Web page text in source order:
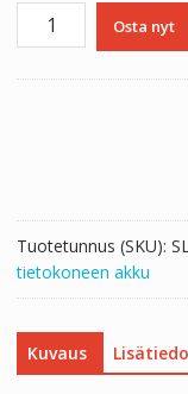
Kannettavan
tietokoneen
Osta nyt
Tuotetunnus (SKU):
tietokoneen akku
Kuvaus